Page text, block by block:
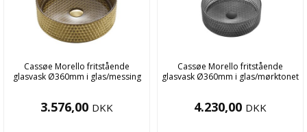
Cassøe Morello fritstående
glasvask Ø360mm i glas/messing
3.576,00 DKK
Cassøe Morello fritstående
glasvask Ø360mm i glas/mørktonet
4.230,00 DKK